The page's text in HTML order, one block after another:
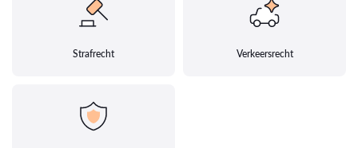
Strafrecht Verkeersrecht